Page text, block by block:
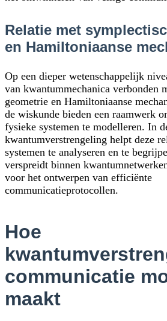
Relatie met
en Hamiltoniaanse
Op een dieper wetenschappelijk
van kwantummechanica verbonden
geometrie en Hamiltoniaanse
de wiskunde bieden een raamwerk
fysieke systemen te modelleren. In
kwantumverstrengeling helpt deze
systemen te analyseren en te
verspreidt binnen
voor het ontwerpen van efficiënte
communicatieprotocollen.
Hoe
communicatie
maakt